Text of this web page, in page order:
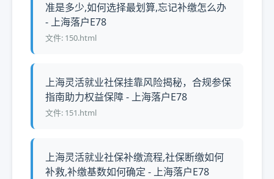
准是多少,如何选择最划算,忘记补缴怎么办
- 上海落户E78
文件: 150.html
上海灵活就业社保挂靠风险揭秘，合规参保
指南助力权益保障 - 上海落户E78
文件: 151.html
上海灵活就业社保补缴流程,社保断缴如何
补救,补缴基数如何确定 - 上海落户E78